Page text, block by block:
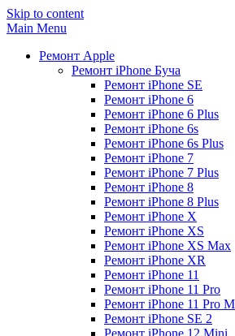
Skip to content
Main Menu
Ремонт Apple
Ремонт iPhone Буча
Ремонт iPhone SE
Ремонт iPhone 6
Ремонт iPhone 6 Plus
Ремонт iPhone 6s
Ремонт iPhone 6s Plus
Ремонт iPhone 7
Ремонт iPhone 7 Plus
Ремонт iPhone 8
Ремонт iPhone 8 Plus
Ремонт iPhone X
Ремонт iPhone XS
Ремонт iPhone XS Max
Ремонт iPhone XR
Ремонт iPhone 11
Ремонт iPhone 11 Pro
Ремонт iPhone 11 Pro
Ремонт iPhone SE 2
Ремонт iPhone 12 Mini